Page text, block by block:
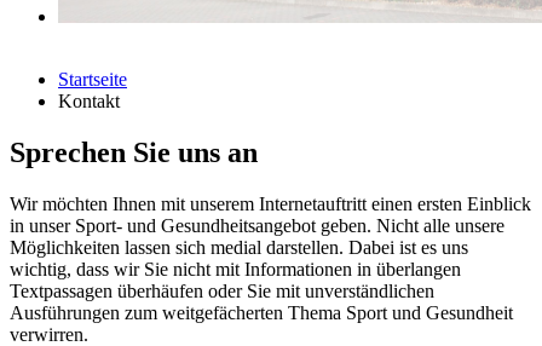
Startseite
Kontakt
Sprechen Sie uns an
Wir möchten Ihnen mit unserem Internetauftritt einen ersten Einblick
in unser Sport- und Gesundheitsangebot geben. Nicht alle unsere
Möglichkeiten lassen sich medial darstellen. Dabei ist es uns
wichtig, dass wir Sie nicht mit Informationen in überlangen
Textpassagen überhäufen oder Sie mit unverständlichen
Ausführungen zum weitgefächerten Thema Sport und Gesundheit
verwirren.